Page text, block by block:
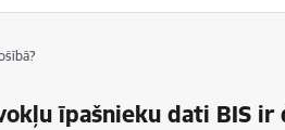
īpašnieku dati BIS ir